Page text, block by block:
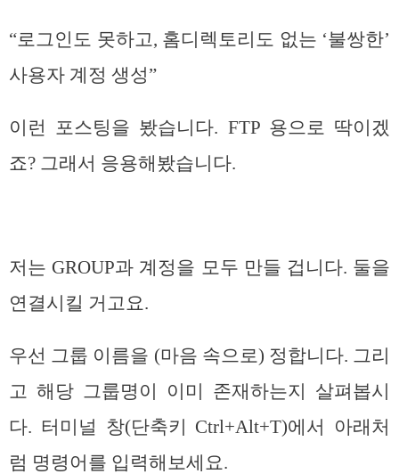
“로그인도 못하고, 홈디렉토리도 없는 ‘불쌍한’
사용자 계정 생성”
이런 포스팅을 봤습니다. FTP 용으로 딱이겠
죠? 그래서 응용해봤습니다.
저는 GROUP과 계정을 모두 만들 겁니다. 둘을
연결시킬 거고요.
우선 그룹 이름을 (마음 속으로) 정합니다. 그리
고 해당 그룹명이 이미 존재하는지 살펴봅시
다. 터미널 창(단축키 Ctrl+Alt+T)에서 아래처
럼 명령어를 입력해보세요.